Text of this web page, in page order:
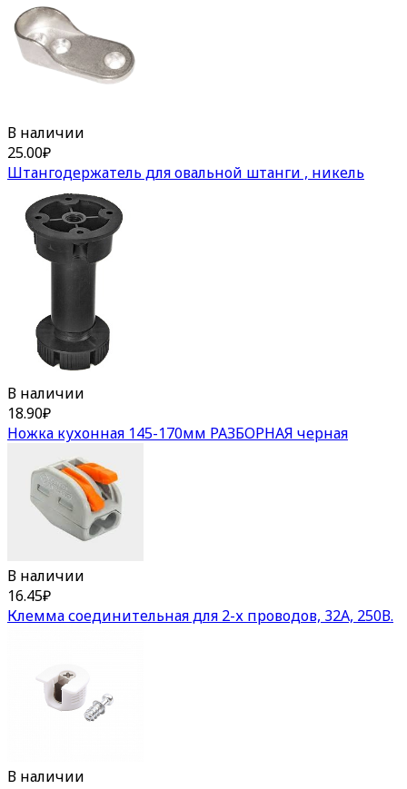
В наличии
25.00₽
Штангодержатель для овальной штанги , никель
В наличии
18.90₽
Ножка кухонная 145-170мм РАЗБОРНАЯ черная
В наличии
16.45₽
Клемма соединительная для 2-х проводов, 32А, 250В.
В наличии